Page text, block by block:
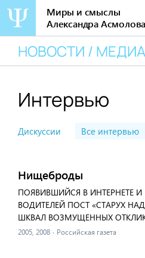
содержанию
Миры и смыслы
Александра Асмолова
НОВОСТИ / МЕДИА
Интервью
Дискуссии Все интервью
Нищеброды
ПОЯВИВШИЙСЯ В ИНТЕРНЕТЕ
ВОДИТЕЛЕЙ ПОСТ «СТАРУХ
ШКВАЛ ВОЗМУЩЕННЫХ
2005, 2008 · Российская газета